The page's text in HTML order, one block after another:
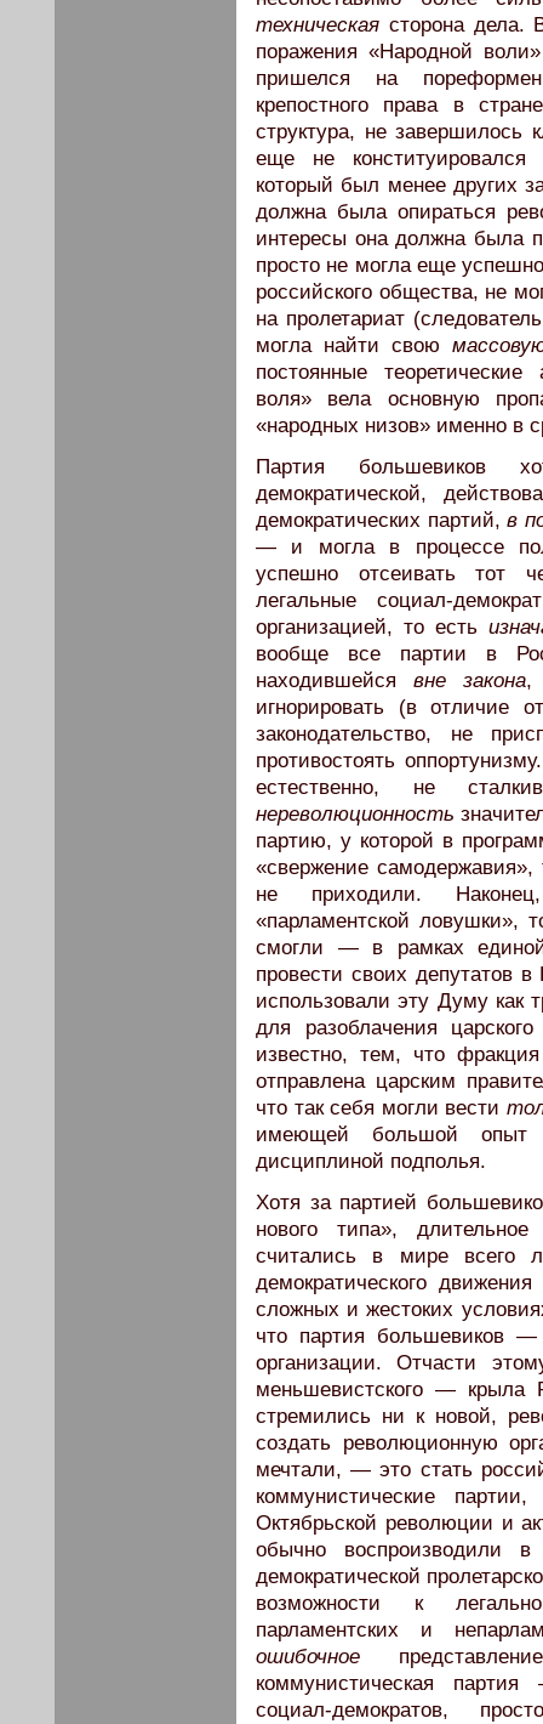
техническая сторона дела.
поражения «Народной
пришелся на
крепостного права в
структура, не завершилось
еще не конституировался
который был менее других
должна была опираться
интересы она должна была
просто не могла еще
российского общества, не
на пролетариат
могла найти свою
постоянные
воля» вела основную
«народных низов» именно в
Партия большевиков
демократической,
демократических партий,в
— и могла в процессе
успешно отсеивать тот
легальные социал-
организацией, то есть
вообще все партии в
находившейся вне закона,
игнорировать (в отличие
законодательство, не
противостоять
естественно, не
нереволюционность
партию, у которой в
«свержение
не приходили.
«парламентской ловушки»,
смогли — в рамках
провести своих депутатов
использовали эту Думу как
для разоблачения
известно, тем, что
отправлена царским
что так себя могли вести
имеющей большой опыт
дисциплиной подполья.
Хотя за партией
нового типа»,
считались в мире всего
демократического
сложных и жестоких
что партия большевиков
организации. Отчасти
меньшевистского —
стремились ни к новой,
создать революционную
мечтали, — это стать
коммунистические
Октябрьской революции и
обычно воспроизводили
демократической
возможности к
парламентских и
ошибочное
коммунистическая
социал-демократов,